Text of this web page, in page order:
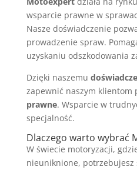
wsparcie prawne w
Nasze doświadczenie
prowadzenie spraw.
uzyskaniu odszkodowania
Dzięki naszemu
zapewnić naszym klientom
prawne. Wsparcie w
specjalność.
Dlaczego warto wybrać
W świecie motoryzacji,
nieuniknione, potrzebujesz